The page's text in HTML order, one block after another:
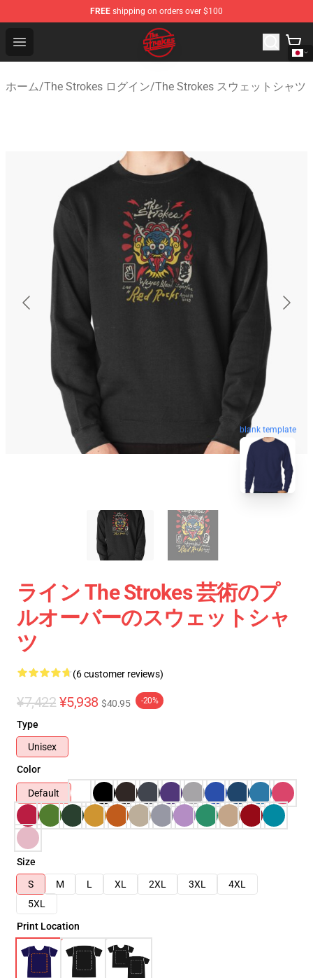
FREE shipping on orders over $100
Open menu
The Strokes Shop - Official The Strokes Merchandise
ホーム/The Strokes ログイン/The Strokes スウェットシャツ
blank template
ライン The Strokes 芸術のプ
ルオーバーのスウェットシャ
ツ
(6 customer reviews)
¥7,422 ¥5,938 $40.95 -20%
Type
Unisex
Color
Default
Size
S
M L XL 2XL 3XL
4XL
5XL
Print Location